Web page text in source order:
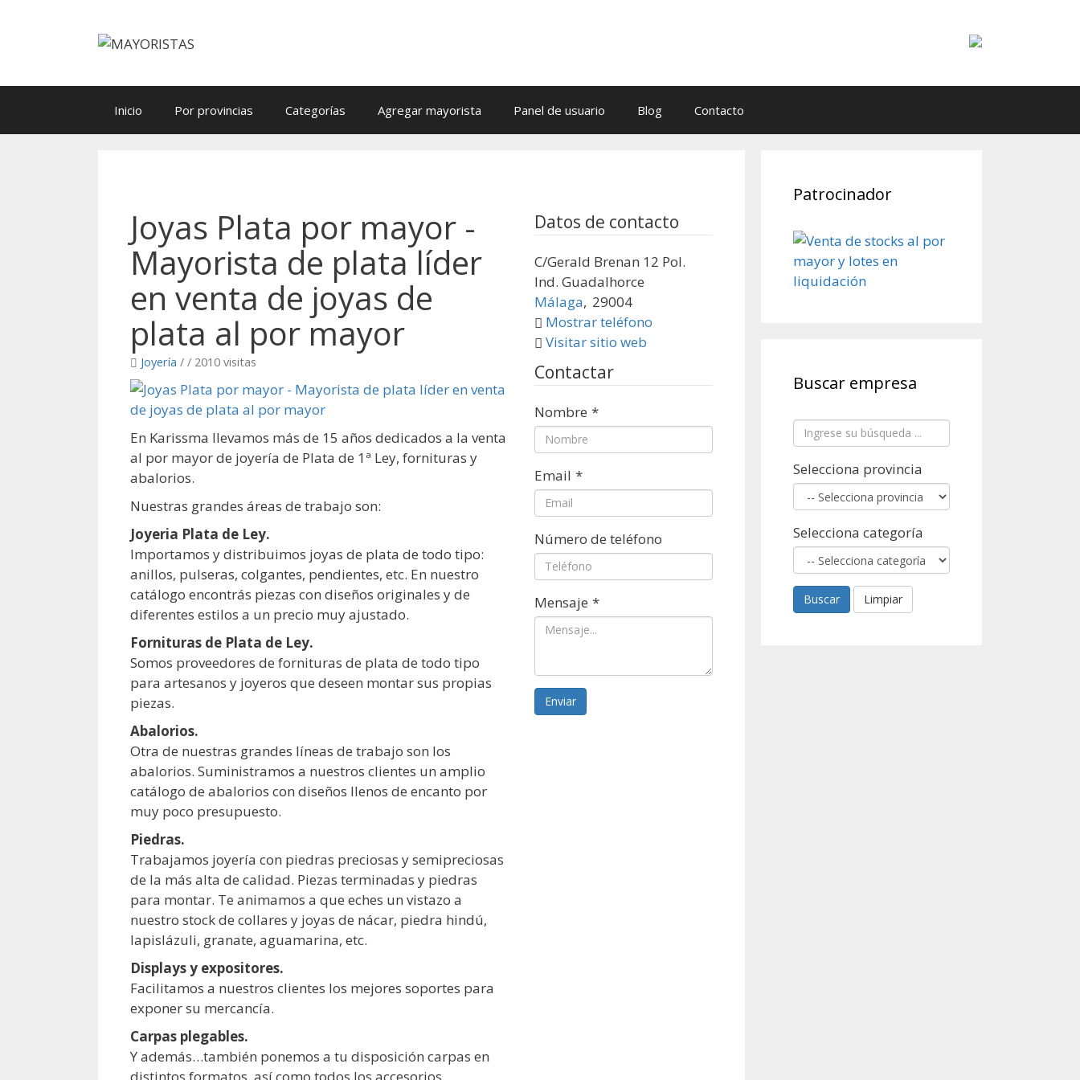
Inicio Por provincias Categorías Agregar mayorista Panel de usuario Blog Contacto
Joyas Plata por mayor -
Mayorista de plata líder
en venta de joyas de
plata al por mayor
Joyería / / 2010 visitas
En Karissma llevamos más de 15 años dedicados a la venta
al por mayor de joyería de Plata de 1ª Ley, fornituras y
abalorios.
Nuestras grandes áreas de trabajo son:
Joyeria Plata de Ley.
Importamos y distribuimos joyas de plata de todo tipo:
anillos, pulseras, colgantes, pendientes, etc. En nuestro
catálogo encontrás piezas con diseños originales y de
diferentes estilos a un precio muy ajustado.
Fornituras de Plata de Ley.
Somos proveedores de fornituras de plata de todo tipo
para artesanos y joyeros que deseen montar sus propias
piezas.
Abalorios.
Otra de nuestras grandes líneas de trabajo son los
abalorios. Suministramos a nuestros clientes un amplio
catálogo de abalorios con diseños llenos de encanto por
muy poco presupuesto.
Piedras.
Trabajamos joyería con piedras preciosas y semipreciosas
de la más alta de calidad. Piezas terminadas y piedras
para montar. Te animamos a que eches un vistazo a
nuestro stock de collares y joyas de nácar, piedra hindú,
lapislázuli, granate, aguamarina, etc.
Displays y expositores.
Facilitamos a nuestros clientes los mejores soportes para
exponer su mercancía.
Carpas plegables.
Y además…también ponemos a tu disposición carpas en
Datos de contacto
C/Gerald Brenan 12 Pol.
Ind. Guadalhorce
Málaga, 29004
Mostrar teléfono
Visitar sitio web
Contactar
Nombre *
Email *
Número de teléfono
Mensaje *
Enviar
Patrocinador
Buscar empresa
Selecciona provincia
Selecciona categoría
Buscar Limpiar